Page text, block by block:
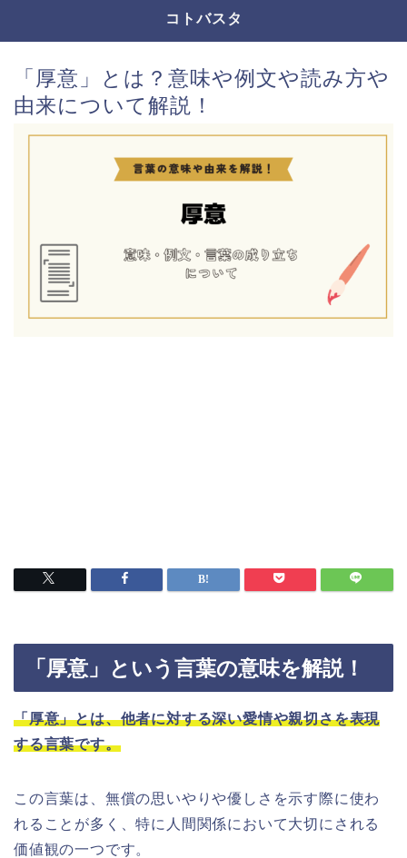
コトバスタ
「厚意」とは？意味や例文や読み方や
由来について解説！
「厚意」という言葉の意味を解説！
「厚意」とは、他者に対する深い愛情や親切さを表現
する言葉です。
この言葉は、無償の思いやりや優しさを示す際に使わ
れることが多く、特に人間関係において大切にされる
価値観の一つです。